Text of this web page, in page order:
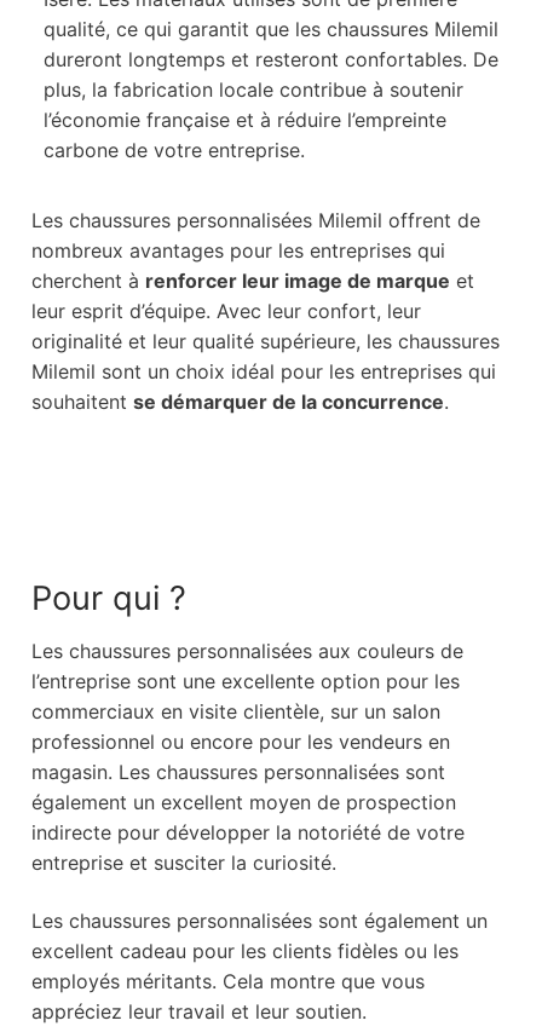
qualité, ce qui garantit que les chaussures Milemil
dureront longtemps et resteront confortables. De
plus, la fabrication locale contribue à soutenir
l’économie française et à réduire l’empreinte
carbone de votre entreprise.
Les chaussures personnalisées Milemil offrent de
nombreux avantages pour les entreprises qui
cherchent à renforcer leur image de marque et
leur esprit d’équipe. Avec leur confort, leur
originalité et leur qualité supérieure, les chaussures
Milemil sont un choix idéal pour les entreprises qui
souhaitent se démarquer de la concurrence.
Pour qui ?
Les chaussures personnalisées aux couleurs de
l’entreprise sont une excellente option pour les
commerciaux en visite clientèle, sur un salon
professionnel ou encore pour les vendeurs en
magasin. Les chaussures personnalisées sont
également un excellent moyen de prospection
indirecte pour développer la notoriété de votre
entreprise et susciter la curiosité.
Les chaussures personnalisées sont également un
excellent cadeau pour les clients fidèles ou les
employés méritants. Cela montre que vous
appréciez leur travail et leur soutien.